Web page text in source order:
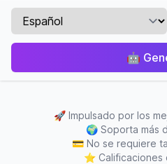
🤖
🚀 Impulsado por los
🌍 Soporta más
💳 No se requiere
⭐ Calificaciones